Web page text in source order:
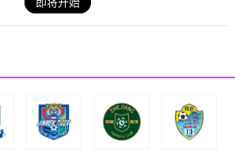
即将开始